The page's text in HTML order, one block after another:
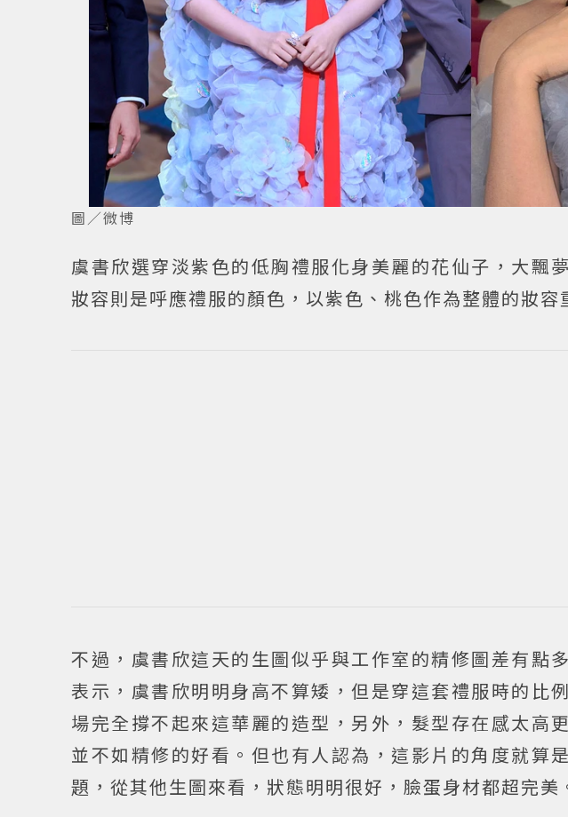
圖／微博
虞書欣選穿淡紫色的低胸禮服化身美麗的花仙子，大飄
妝容則是呼應禮服的顏色，以紫色、桃色作為整體的妝容
不過，虞書欣這天的生圖似乎與工作室的精修圖差有點
表示，虞書欣明明身高不算矮，但是穿這套禮服時的比
場完全撐不起來這華麗的造型，另外，髮型存在感太高
並不如精修的好看。但也有人認為，這影片的角度就算
題，從其他生圖來看，狀態明明很好，臉蛋身材都超完美